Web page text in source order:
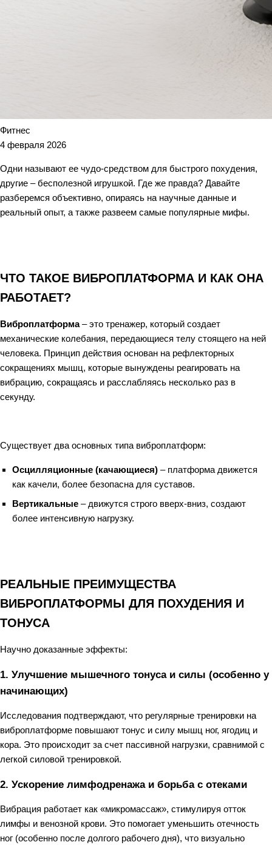
Фитнес
4 февраля 2026
Одни называют ее чудо-средством для быстрого похудения,
другие – бесполезной игрушкой. Где же правда? Давайте
разберемся объективно, опираясь на научные данные и
реальный опыт, а также развеем самые популярные мифы.
ЧТО ТАКОЕ ВИБРОПЛАТФОРМА И КАК ОНА
РАБОТАЕТ?
Виброплатформа– это тренажер, который создает
механические колебания, передающиеся телу стоящего на ней
человека. Принцип действия основан на рефлекторных
сокращениях мышц, которые вынуждены реагировать на
вибрацию, сокращаясь и расслабляясь несколько раз в
секунду.
Существует два основных типа виброплатформ:
Осцилляционные (качающиеся) – платформа движется
как качели, более безопасна для суставов.
Вертикальные – движутся строго вверх-вниз, создают
более интенсивную нагрузку.
РЕАЛЬНЫЕ ПРЕИМУЩЕСТВА
ВИБРОПЛАТФОРМЫ ДЛЯ ПОХУДЕНИЯ И
ТОНУСА
Научно доказанные эффекты:
1. Улучшение мышечного тонуса и силы (особенно у
начинающих)
Исследования подтверждают, что регулярные тренировки на
виброплатформе повышают тонус и силу мышц ног, ягодиц и
кора. Это происходит за счет пассивной нагрузки, сравнимой с
легкой силовой тренировкой.
2. Ускорение лимфодренажа и борьба с отеками
Вибрация работает как «микромассаж», стимулируя отток
лимфы и венозной крови. Это помогает уменьшить отечность
ног (особенно после долгого рабочего дня), что визуально